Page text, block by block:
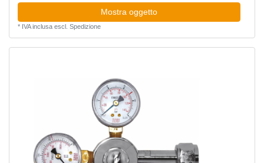
Mostra oggetto
* IVA inclusaescl. Spedizione